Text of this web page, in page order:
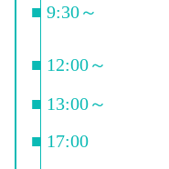
■ 9:30～
■ 12:00～
■ 13:00～
■ 17:00